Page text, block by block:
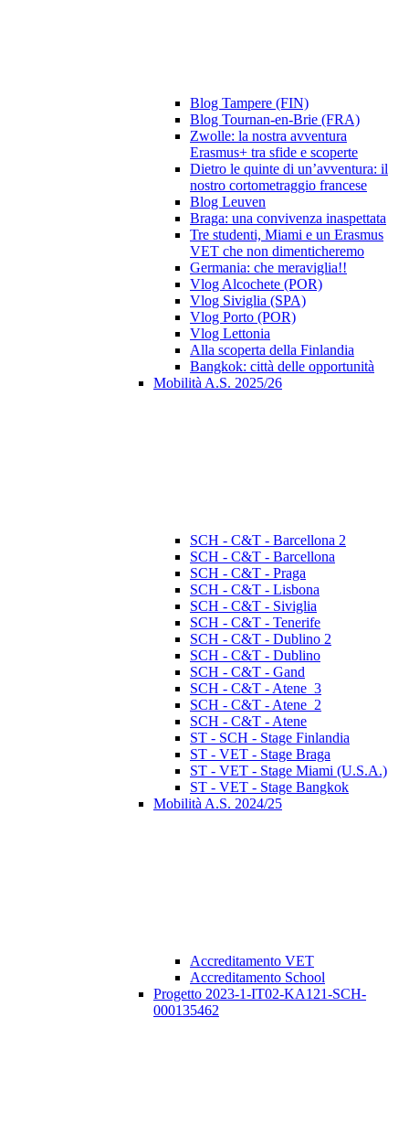
Blog Tampere (FIN)
Blog Tournan-en-Brie (FRA)
Zwolle: la nostra avventura
Erasmus+ tra sfide e scoperte
Dietro le quinte di un’avventura: il
nostro cortometraggio francese
Blog Leuven
Braga: una convivenza inaspettata
Tre studenti, Miami e un Erasmus
VET che non dimenticheremo
Germania: che meraviglia!!
Vlog Alcochete (POR)
Vlog Siviglia (SPA)
Vlog Porto (POR)
Vlog Lettonia
Alla scoperta della Finlandia
Bangkok: città delle opportunità
Mobilità A.S. 2025/26
SCH - C&T - Barcellona 2
SCH - C&T - Barcellona
SCH - C&T - Praga
SCH - C&T - Lisbona
SCH - C&T - Siviglia
SCH - C&T - Tenerife
SCH - C&T - Dublino 2
SCH - C&T - Dublino
SCH - C&T - Gand
SCH - C&T - Atene_3
SCH - C&T - Atene_2
SCH - C&T - Atene
ST - SCH - Stage Finlandia
ST - VET - Stage Braga
ST - VET - Stage Miami (U.S.A.)
ST - VET - Stage Bangkok
Mobilità A.S. 2024/25
Accreditamento VET
Accreditamento School
Progetto 2023-1-IT02-KA121-SCH-
000135462